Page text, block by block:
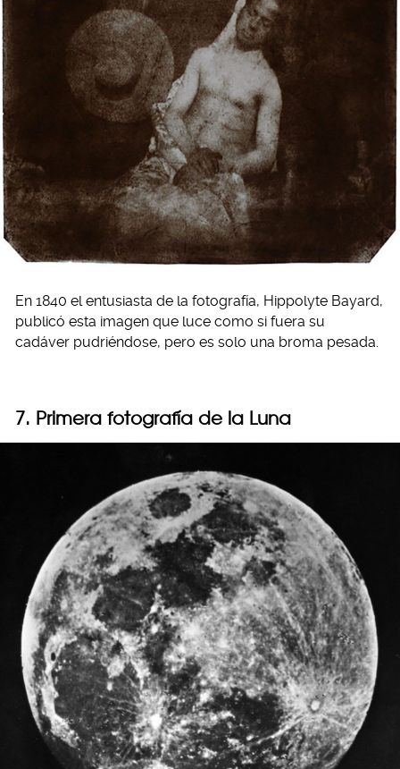
En 1840 el entusiasta de la fotografía, Hippolyte Bayard,
publicó esta imagen que luce como si fuera su
cadáver pudriéndose, pero es solo una broma pesada.
7. Primera fotografía de la Luna